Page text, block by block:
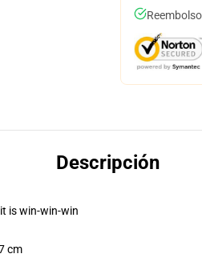
Descripción
is win-win-win
cm